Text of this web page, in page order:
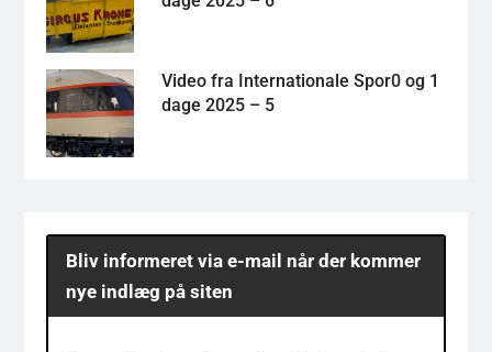
Video fra Internationale Spor0 og 1
dage 2025 – 5
Bliv informeret via e-mail når der kommer
nye indlæg på siten